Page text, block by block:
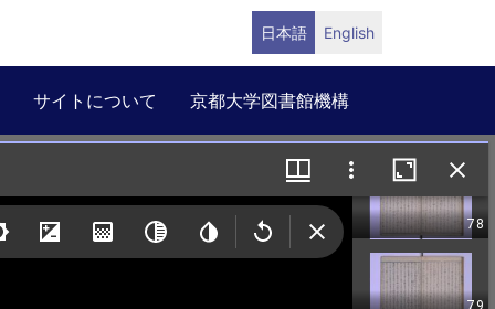
日本語 English
サイトについて 京都大学図書館機構